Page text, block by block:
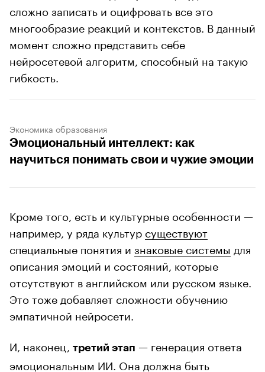
сложно записать и оцифровать все это
многообразие реакций и контекстов. В данный
момент сложно представить себе
нейросетевой алгоритм, способный на такую
гибкость.
Экономика образования
Эмоциональный интеллект: как
научиться понимать свои и чужие эмоции
Кроме того, есть и культурные особенности —
например, у ряда культур существуют
специальные понятия и знаковые системы для
описания эмоций и состояний, которые
отсутствуют в английском или русском языке.
Это тоже добавляет сложности обучению
эмпатичной нейросети.
И, наконец,
третий этап — генерация ответа
эмоциональным ИИ. Она должна быть